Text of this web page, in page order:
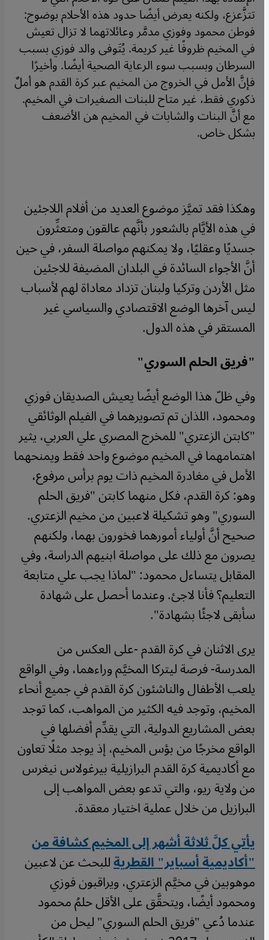
تتزَّعزع، ولكنه يعرض أيضًا حدود هذه الأحلام بوضوح:
فوطن محمود وفوزي مدمَّر وعائلاتهما لا تزال تعيش
في المخيم ظروفًا غير كريمة. يُتَوفى والد فوزي بسبب
السرطان وبسبب سوء الرعاية الصحية أيضًا. وأخيرًا
فإنَّ الأمل في الخروج من المخيم عبر كرة القدم هو أملٌ
ذكوري فقط، غير متاح للبنات الصغيرات في المخيم.
مع أنَّ البنات والشابات في المخيم هن الأضعف
بشكل خاص.
وهكذا فقد تميَّز موضوع العديد من أفلام اللاجئين
في هذه الأيَّام بالشعور بأنَّهم عالقون ومتعثِّرون
جسديًا وعقليًا، ولا يمكنهم مواصلة السفر، في حين
أنَّ الأجواء السائدة في البلدان المضيفة للاجئين
مثل الأردن وتركيا ولبنان تزداد معاداة لهم لأسباب
ليس آخرها الوضع الاقتصادي والسياسي غير
المستقر في هذه الدول.
"فريق الحلم السوري"
وفي ظلّ هذا الوضع أيضًا يعيش الصديقان فوزي
ومحمود، اللذان تم تصويرهما في الفيلم الوثائقي
"كابتن الزعتري" للمخرج المصري علي العربي، يثير
اهتمامهما في المخيم موضوع واحد فقط ويمنحهما
الأمل في مغادرة المخيم ذات يوم برأس مرفوع،
وهو: كرة القدم، فكل منهما كابتن "فريق الحلم
السوري" وهو تشكيلة لاعبين من مخيم الزعتري.
صحيح أنَّ أولياء أمورهما فخورون بهما، ولكنهم
يصرون مع ذلك على مواصلة ابنيهم الدراسة، وفي
المقابل يتساءل محمود: "لماذا يجب علي متابعة
التعليم؟ فأنا لاجئ. وعندما أحصل على شهادة
سأبقى لاجئًا بشهادة".
يرى الاثنان في كرة القدم -على العكس من
المدرسة- فرصة ليتركا المخيَّم وراءهما، وفي الواقع
يلعب الأطفال والناشئون كرة القدم في جميع أنحاء
المخيم، وتوجد فيه الكثير من المواهب، كما توجد
بعض المشاريع الدولية، التي يقدِّم أفضلها في
الواقع مخرجًا من بؤس المخيم، إذ يوجد مثلًا تعاون
مع أكاديمية كرة القدم البرازيلية بيرغولاس نيغرس
من ولاية ريو، والتي تدعو بعض المواهب إلى
البرازيل من خلال عملية اختيار معقدة.
يأتي كلَّ ثلاثة أشهر إلى المخيم كشافة من
"أكاديمية أسباير" القطريةللبحث عن لاعبين
موهوبين في مخيَّم الزعتري، ويراقبون فوزي
ومحمود أيضًا، ويتحقَّق على الأقل حلمُ محمود
عندما دُعي "فريق الحلم السوري" ليحل من